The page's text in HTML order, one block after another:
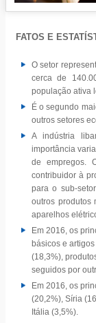
FATOS E
O setor
cerca de
população ativa
É o segundo
outros setores
A indústria
importância
de empregos.
contribuidor à
para o sub-
outros produtos
aparelhos
Em 2016, os
básicos e
(18,3%),
seguidos por
Em 2016, os
(20,2%), Síria
Itália (3,5%).